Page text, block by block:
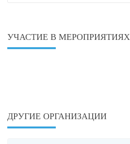
УЧАСТИЕ В МЕРОПРИЯТИЯХ
ДРУГИЕ ОРГАНИЗАЦИИ